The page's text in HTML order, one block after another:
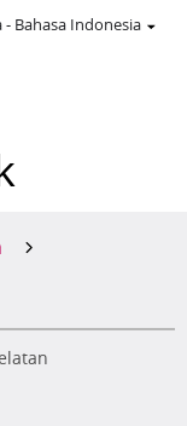
- Bahasa Indonesia